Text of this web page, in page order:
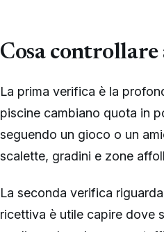
Cosa
La prima verifica è la
piscine cambiano quota in
seguendo un gioco o un
scalette, gradini e zone
La seconda verifica
ricettiva è utile capire dove